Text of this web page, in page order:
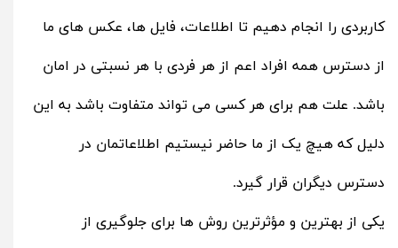
کاربردی را انجام دهیم تا اطلاعات، فایل ها، عکس های ما
از دسترس همه افراد اعم از هر فردی با هر نسبتی در امان
باشد. علت هم برای هر کسی می تواند متفاوت باشد به این
دلیل که هیچ یک از ما حاضر نیستیم اطلاعاتمان در
دسترس دیگران قرار گیرد.
یکی از بهترین و مؤثرترین روش ها برای جلوگیری از